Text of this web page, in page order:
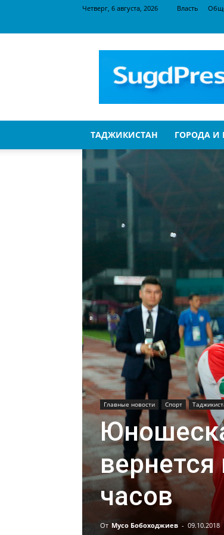
Четверг, 6 августа, 2026 Власть
ТАДЖИКИСТАН ГОРОДА И
Главные новости Спорт
часов
От Мусо Бобоходжиев - 09.10.2018